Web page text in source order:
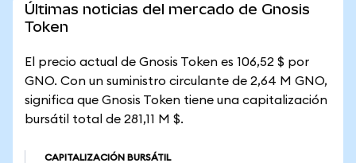
Últimas noticias del mercado de Gnosis
Token
El precio actual de Gnosis Token es 106,52 $ por
GNO. Con un suministro circulante de 2,64 M GNO,
significa que Gnosis Token tiene una capitalización
bursátil total de 281,11 M $.
CAPITALIZACIÓN BURSÁTIL